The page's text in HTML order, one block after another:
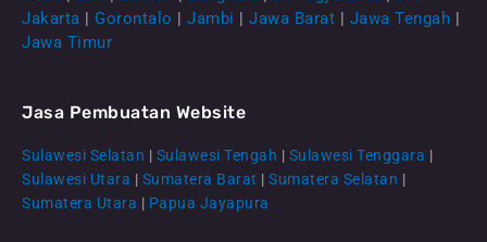
Jakarta | Gorontalo | Jambi | Jawa Barat | Jawa Tengah |
Jawa Timur
Jasa Pembuatan Website
Sulawesi Selatan | Sulawesi Tengah | Sulawesi Tenggara |
Sulawesi Utara | Sumatera Barat | Sumatera Selatan |
Sumatera Utara | Papua Jayapura